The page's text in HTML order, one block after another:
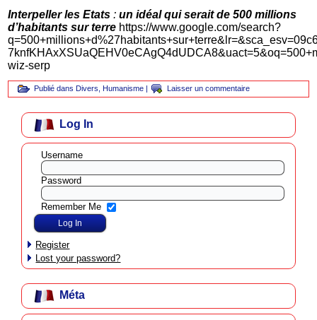
Interpeller les Etats : un idéal qui serait de 500 millions
d’habitants sur terre https://www.google.com/search?
wiz-serp
Publié dans Divers Humanisme | Laisser un commentaire
Log In
Username
Password
Remember Me
Register
Lost your password?
Méta